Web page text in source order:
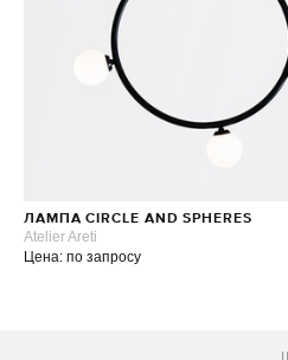
ЛАМПА CIRCLE AND SPHERES
Atelier Areti
Цена: по запросу